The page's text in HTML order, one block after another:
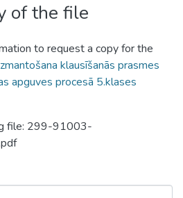
of the file
to request a copy for the
klausīšanās prasmes
apguves procesā 5.klases
file: 299-91003-